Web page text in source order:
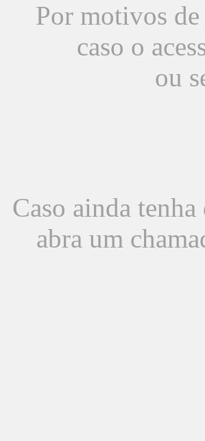
Por motivos de
caso o
ou
Caso ainda
abra um